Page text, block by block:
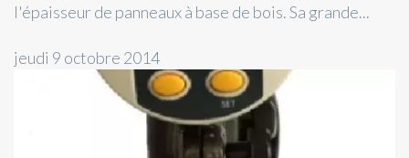
l'épaisseur de panneaux à base de bois. Sa grande...
jeudi 9 octobre 2014